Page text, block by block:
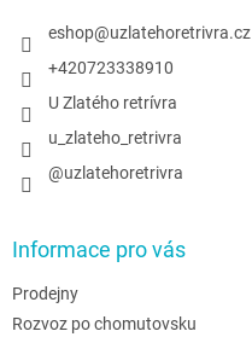
eshop@uzlatehoretrivra.cz
+420723338910
U Zlatého retrívra
u_zlateho_retrivra
@uzlatehoretrivra
Informace pro vás
Prodejny
Rozvoz po chomutovsku